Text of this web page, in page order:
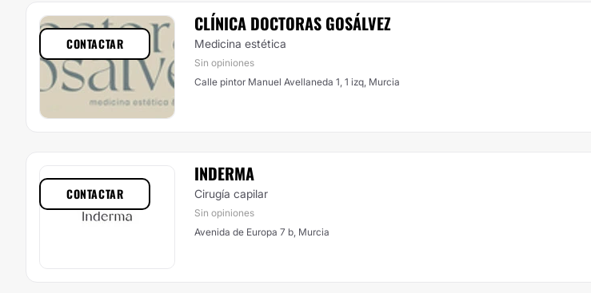
CLÍNICA DOCTORAS GOSÁLVEZ
Medicina estética
Sin opiniones
Calle pintor Manuel Avellaneda 1, 1 izq, Murcia
CONTACTAR
INDERMA
Cirugía capilar
Sin opiniones
Avenida de Europa 7 b, Murcia
CONTACTAR